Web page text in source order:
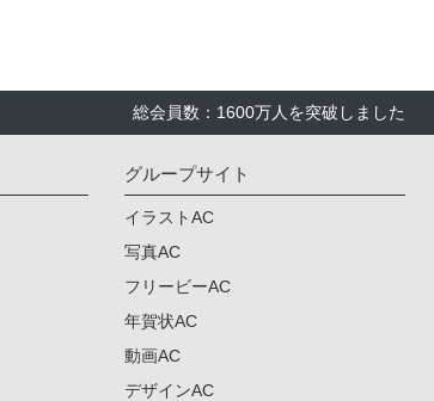
総会員数：1600万人を突破しました
グループサイト
イラストAC
写真AC
フリービーAC
年賀状AC
動画AC
デザインAC